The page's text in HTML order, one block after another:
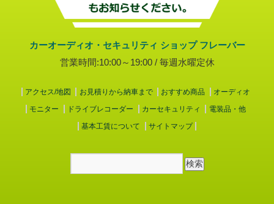
カーオーディオ・セキュリティ ショップ フレーバー
営業時間:10:00～19:00 / 毎週水曜定休
アクセス/地図 お見積りから納車まで おすすめ商品
オーディオ
モニター
ドライブレコーダー カーセキュリティ
電装品・他
基本工賃について
サイトマップ